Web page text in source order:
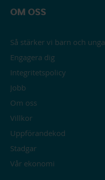
OM OSS
Så stärker vi barn och unga
Engagera dig
Integritetspolicy
Jobb
Om oss
Villkor
Uppförandekod
Stadgar
Vår ekonomi